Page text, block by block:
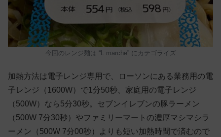
今回のレンジ麺は “L marche” にカテゴライズ
加熱方法は電子レンジ専用で、ローソンにある業務用の電
子レンジ（1600W）で1分50秒、家庭用の電子レンジ
（500W）なら5分30秒。セブンイレブンの豚ラーメン
（500W 7分30秒）やファミリーマートの濃厚マシマシラ
ーメン（500W 7分00秒）よりも短い加熱時間で済むので